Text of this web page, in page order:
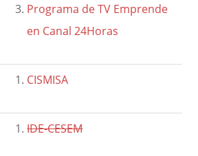
Programa de TV Emprende
en Canal 24Horas
CISMISA
IDE-CESEM